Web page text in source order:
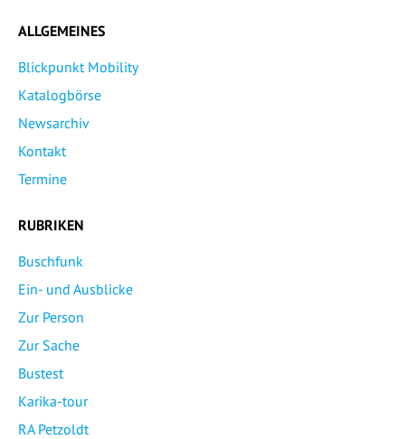
ALLGEMEINES
Blickpunkt Mobility
Katalogbörse
Newsarchiv
Kontakt
Termine
RUBRIKEN
Buschfunk
Ein- und Ausblicke
Zur Person
Zur Sache
Bustest
Karika-tour
RA Petzoldt